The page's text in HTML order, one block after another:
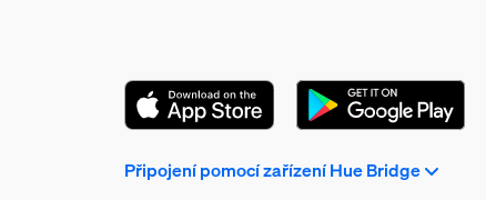
Připojení pomocí zařízení Hue Bridge